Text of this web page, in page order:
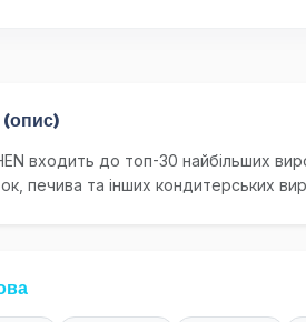
входить до топ-30 найбільших
печива та інших кондитерських